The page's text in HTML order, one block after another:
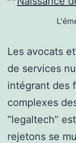
Les avocats
de services
intégrant des
complexes
“legaltech”
rejetons se